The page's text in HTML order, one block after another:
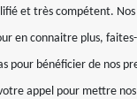
et très compétent.
en connaitre plus,
pour bénéficier de nos
appel pour mettre